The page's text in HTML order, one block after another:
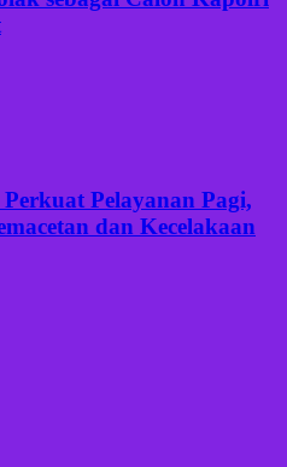
Pelayanan Pagi,
dan Kecelakaan